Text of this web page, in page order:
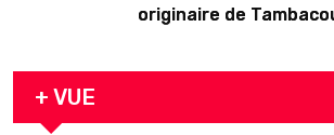
originaire de
arrestation
+ VUE